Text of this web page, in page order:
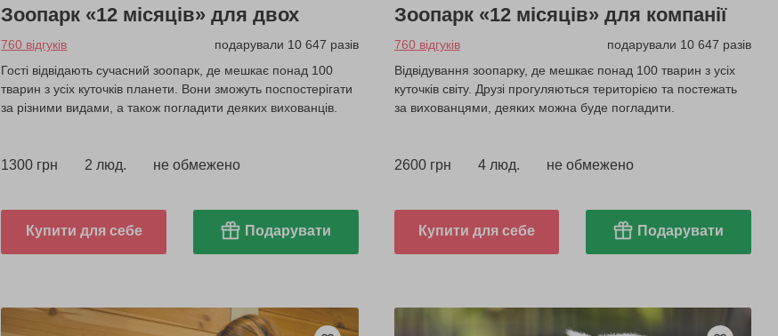
Зоопарк «12 місяців» для двох
760 відгуків
подарували 10 647 разів
Гості відвідають сучасний зоопарк, де мешкає понад 100
тварин з усіх куточків планети. Вони зможуть поспостерігати
за різними видами, а також погладити деяких вихованців.
1300 грн 2 люд. не обмежено
Купити для себе Подарувати
Зоопарк «12 місяців» для компанії
760 відгуків
подарували 10 647 разів
Відвідування зоопарку, де мешкає понад 100 тварин з усіх
куточків світу. Друзі прогуляються територією та постежать
за вихованцями, деяких можна буде погладити.
2600 грн 4 люд. не обмежено
Купити для себе Подарувати